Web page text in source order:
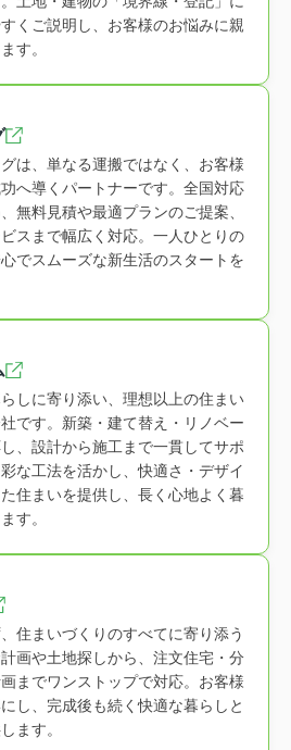
くご説明し、お客様のお悩みに親
す。
は、単なる運搬ではなく、お客様
へ導くパートナーです。全国対応
無料見積や最適プランのご提案、
スまで幅広く対応。一人ひとりの
でスムーズな新生活のスタートを
しに寄り添い、理想以上の住まい
です。新築・建て替え・リノベー
、設計から施工まで一貫してサポ
な工法を活かし、快適さ・デザイ
住まいを提供し、長く心地よく暮
す。
住まいづくりのすべてに寄り添う
画や土地探しから、注文住宅・分
までワンストップで対応。お客様
し、完成後も続く快適な暮らしと
ます。